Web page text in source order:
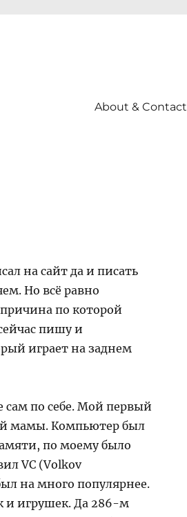
About & Contact
на сайт да и писать
Но всё равно
по которой
пишу и
играет на заднем
сам по себе. Мой первый
мамы. Компьютер был
по моему было
VC (Volkov
на много популярнее.
и игрушек. Да 286-м